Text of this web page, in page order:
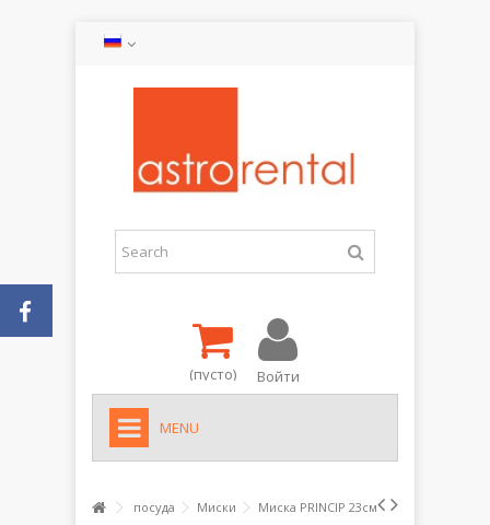
(пусто) Войти
MENU
посуда Миски Миска PRINCIP 23см